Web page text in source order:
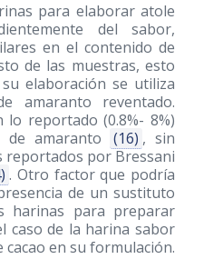
para elaborar atole
del sabor,
en el contenido de
de las muestras, esto
elaboración se utiliza
amaranto reventado.
lo reportado (0.8%- 8%)
de amaranto
(16) , sin
reportados por Bressani
. Otro factor que podría
de un sustituto
harinas para preparar
caso de la harina sabor
en su formulación.